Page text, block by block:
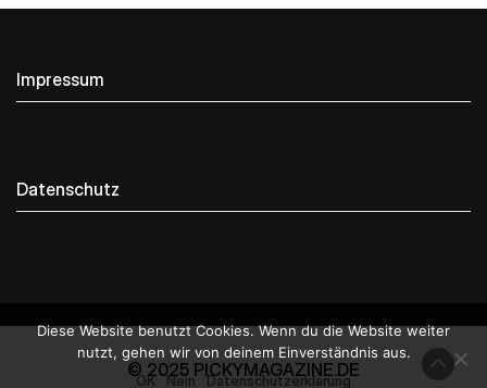
Impressum
Datenschutz
© 2025 PICKYMAGAZINE.DE
Diese Website benutzt Cookies. Wenn du die Website weiter
nutzt, gehen wir von deinem Einverständnis aus.
OK
Nein Datenschutzerklärung